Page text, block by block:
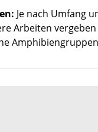
Je nach Umfang
Arbeiten